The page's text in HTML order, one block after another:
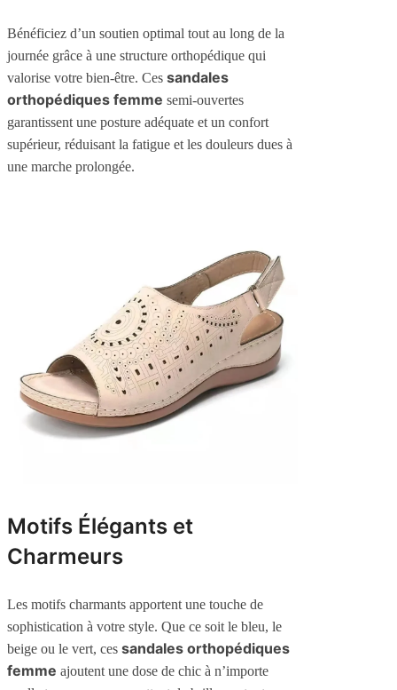
Bénéficiez d’un soutien optimal tout au long de la
journée grâce à une structure orthopédique qui
valorise votre bien-être. Ces sandales
orthopédiques femme semi-ouvertes
garantissent une posture adéquate et un confort
supérieur, réduisant la fatigue et les douleurs dues à
une marche prolongée.
Motifs Élégants et
Charmeurs
Les motifs charmants apportent une touche de
sophistication à votre style. Que ce soit le bleu, le
beige ou le vert, ces sandales orthopédiques
femme ajoutent une dose de chic à n’importe